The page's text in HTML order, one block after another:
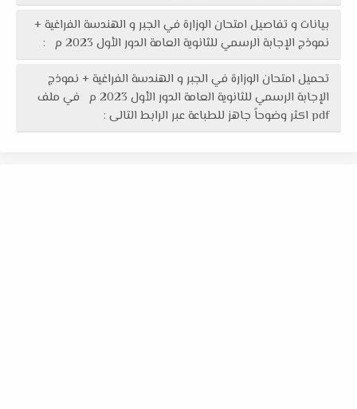
بيانات و تفاصيل امتحان الوزارة في الجبر و الهندسة الفراغية +
نموذج الإجابة الرسمي للثانوية العامة الدور الأول 2023 م :
تحميل امتحان الوزارة في الجبر و الهندسة الفراغية + نموذج
الإجابة الرسمي للثانوية العامة الدور الأول 2023 م في ملف
pdf اكثر وضوحاً جاهز للطباعة عبر الرابط التالى :